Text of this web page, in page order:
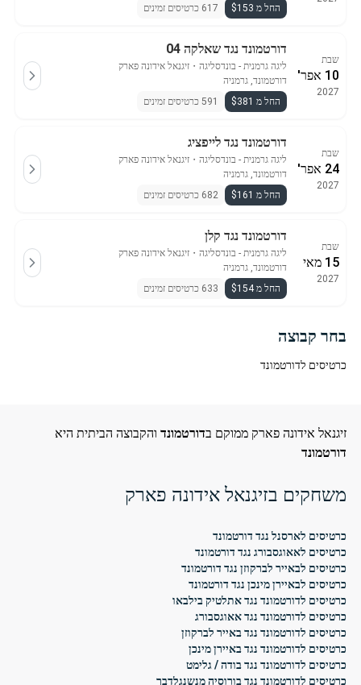
החל מ $153
617 כרטיסים זמינים
שבת
10 אפר'
2027
דורטמונד נגד שאלקה 04
ליגה גרמנית - בונדסליגה ・ זיגנאל אידונה פארק
דורטמונד, גרמניה
החל מ $381
591 כרטיסים זמינים
שבת
24 אפר'
2027
דורטמונד נגד לייפציג
ליגה גרמנית - בונדסליגה ・ זיגנאל אידונה פארק
דורטמונד, גרמניה
החל מ $161
682 כרטיסים זמינים
שבת
15 מאי
2027
דורטמונד נגד קלן
ליגה גרמנית - בונדסליגה ・ זיגנאל אידונה פארק
דורטמונד, גרמניה
החל מ $154
633 כרטיסים זמינים
בחר קבוצה
כרטיסים לדורטמונד
זיגנאל אידונה פארק ממוקם בדורטמונד והקבוצה הביתית היא
דורטמונד
משחקים בזיגנאל אידונה פארק
כרטיסים לארסנל נגד דורטמונד
כרטיסים לאאוגסבורג נגד דורטמונד
כרטיסים לבאייר לברקוזן נגד דורטמונד
כרטיסים לבאיירן מינכן נגד דורטמונד
כרטיסים לדורטמונד נגד אתלטיק בילבאו
כרטיסים לדורטמונד נגד אאוגסבורג
כרטיסים לדורטמונד נגד באייר לברקוזן
כרטיסים לדורטמונד נגד באיירן מינכן
כרטיסים לדורטמונד נגד בודה / גלימט
כרטיסים לדורטמונד נגד בורוסיה מנשנגלדבך